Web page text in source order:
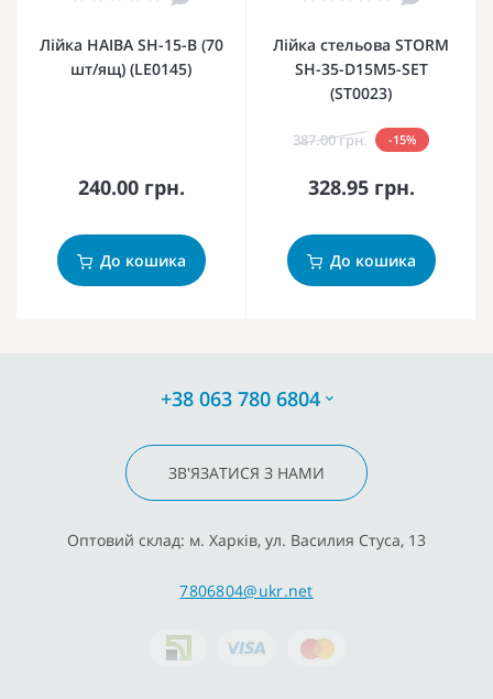
Лійка HAIBA SH-15-B (70
шт/ящ) (LE0145)
240.00 грн.
До кошика
Лійка стельова STORM
SH-35-D15M5-SET
(ST0023)
387.00 грн. -15%
328.95 грн.
До кошика
+38 063 780 6804
ЗВ'ЯЗАТИСЯ З НАМИ
Оптовий склад: м. Харків, ул. Василия Стуса, 13
7806804@ukr.net